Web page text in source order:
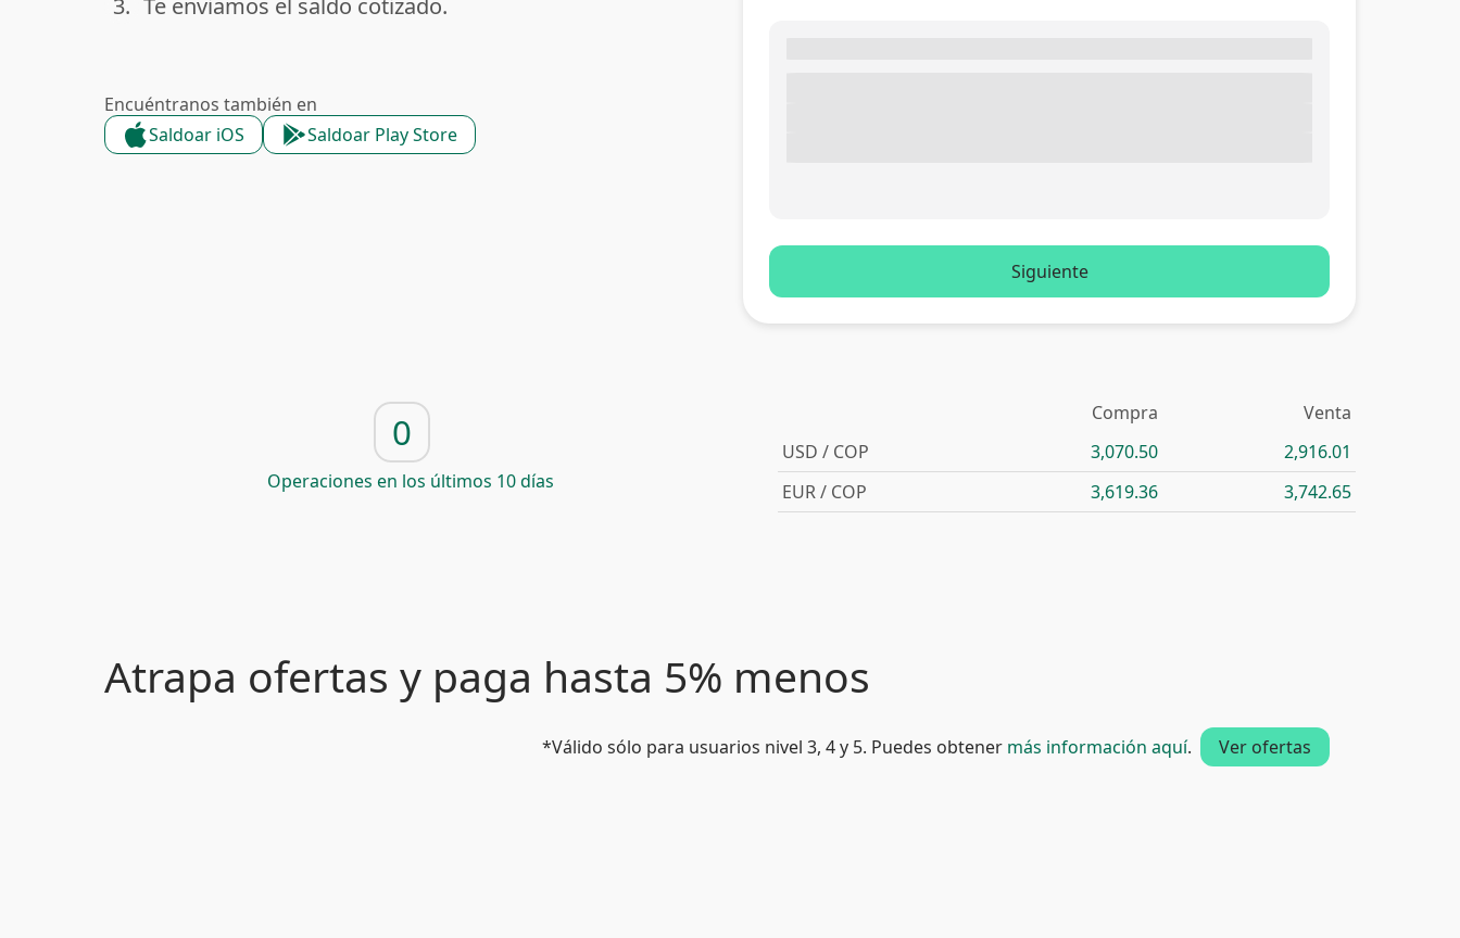
done
3. Te enviamos el saldo cotizado.
Encuéntranos también en
Saldoar iOS
Saldoar Play Store
Siguiente
0
Operaciones en los últimos 10 días
Compra
Venta
USD / COP
3,070.50
2,916.01
EUR / COP
3,619.36 3,742.65
Atrapa ofertas y paga hasta 5% menos
*Válido sólo para usuarios nivel 3, 4 y 5. Puedes obtener más información aquí. Ver ofertas